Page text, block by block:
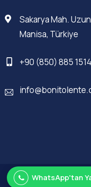
Sakarya Mah.
Manisa, Türkiye
+90 (850) 885 1514
Web
WhatsApp'tan